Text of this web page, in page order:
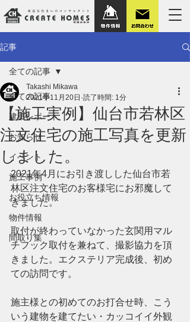
記事
全ての記事
建築レポート
お知らせ
イベント
施工事例
お役立ち情報
物件情報
間取り集
全ての記事
【施工実例】仙台市若林区
注文住宅の施工写真を更新
しました。
Takashi Mikawa
2021年11月20日 読了時間: 1分
2021年4月にお引き渡しした仙台市若
林区注文住宅のお客様宅にお邪魔して
きました。
取付が終わっていなかった玄関用マル
チフック取付を兼ねて、撮影協力を頂
きました。エクステリア完成後、初め
ての訪問です。
施主様との初めてのお打合せ時、こう
いう建物を建てたい・カッコイイ外観